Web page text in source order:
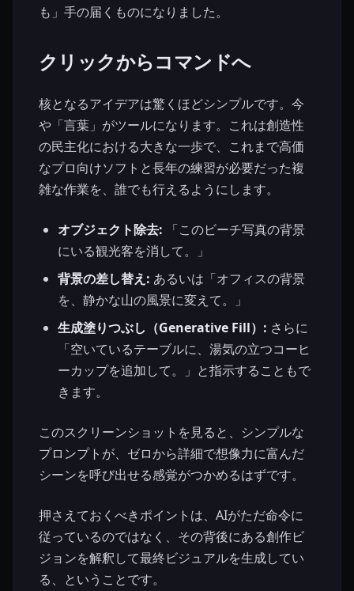
も」手の届くものになりました。
クリックからコマンドへ
核となるアイデアは驚くほどシンプルです。今
や「言葉」がツールになります。これは創造性
の民主化における大きな一歩で、これまで高価
なプロ向けソフトと長年の練習が必要だった複
雑な作業を、誰でも行えるようにします。
オブジェクト除去: 「このビーチ写真の背景
にいる観光客を消して。」
背景の差し替え: あるいは「オフィスの背景
を、静かな山の風景に変えて。」
生成塗りつぶし（Generative Fill）: さらに
「空いているテーブルに、湯気の立つコーヒ
ーカップを追加して。」と指示することもで
きます。
このスクリーンショットを見ると、シンプルな
プロンプトが、ゼロから詳細で想像力に富んだ
シーンを呼び出せる感覚がつかめるはずです。
押さえておくべきポイントは、AIがただ命令に
従っているのではなく、その背後にある創作ビ
ジョンを解釈して最終ビジュアルを生成してい
る、ということです。